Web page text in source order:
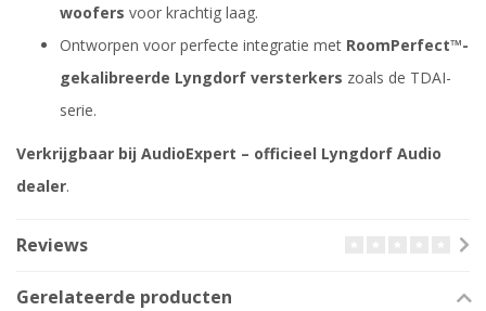
woofers voor krachtig laag.
Ontworpen voor perfecte integratie met RoomPerfect™-
gekalibreerde Lyngdorf versterkers zoals de TDAI-
serie.
Verkrijgbaar bij AudioExpert – officieel Lyngdorf Audio
dealer.
Reviews
Gerelateerde producten